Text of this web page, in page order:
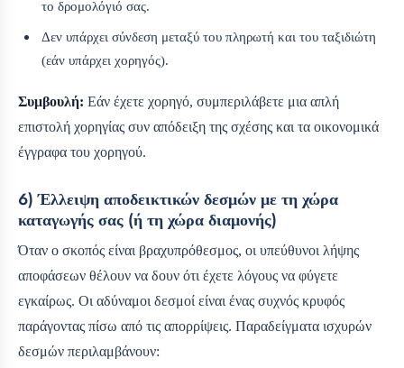
το δρομολόγιό σας.
Δεν υπάρχει σύνδεση μεταξύ του πληρωτή και του ταξιδιώτη
(εάν υπάρχει χορηγός).
Συμβουλή: Εάν έχετε χορηγό, συμπεριλάβετε μια απλή
επιστολή χορηγίας συν απόδειξη της σχέσης και τα οικονομικά
έγγραφα του χορηγού.
6) Έλλειψη αποδεικτικών δεσμών με τη χώρα
καταγωγής σας (ή τη χώρα διαμονής)
Όταν ο σκοπός είναι βραχυπρόθεσμος, οι υπεύθυνοι λήψης
αποφάσεων θέλουν να δουν ότι έχετε λόγους να φύγετε
εγκαίρως. Οι αδύναμοι δεσμοί είναι ένας συχνός κρυφός
παράγοντας πίσω από τις απορρίψεις. Παραδείγματα ισχυρών
δεσμών περιλαμβάνουν: